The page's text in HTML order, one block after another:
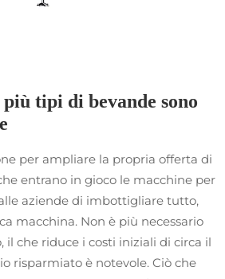
tipi di bevande sono
per ampliare la propria offerta di
entrano in gioco le macchine per
aziende di imbottigliare tutto,
macchina. Non è più necessario
che riduce i costi iniziali di circa il
risparmiato è notevole. Ciò che